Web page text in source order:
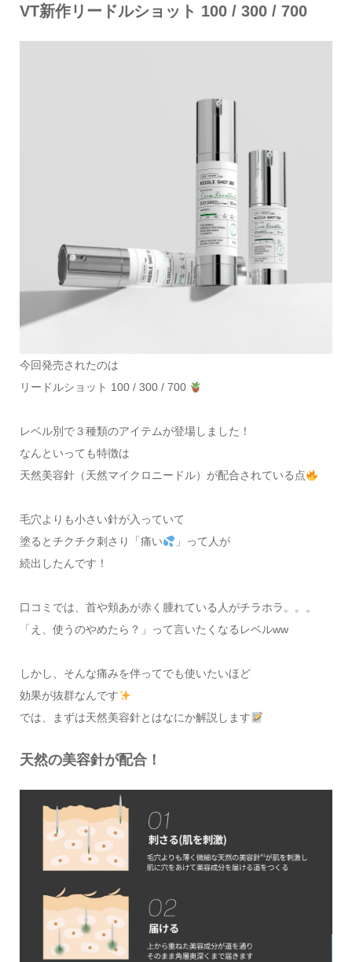
VT新作リードルショット 100 / 300 / 700
今回発売されたのは
リードルショット 100 / 300 / 700
レベル別で３種類のアイテムが登場しました！
なんといっても特徴は
天然美容針（天然マイクロニードル）が配合されている点
毛穴よりも小さい針が入っていて
塗るとチクチク刺さり「痛い
」って人が
続出したんです！
口コミでは、首や頬あが赤く腫れている人がチラホラ。。。
「え、使うのやめたら？」って言いたくなるレベルww
しかし、そんな痛みを伴ってでも使いたいほど
効果が抜群なんです
では、まずは天然美容針とはなにか解説します
天然の美容針が配合！